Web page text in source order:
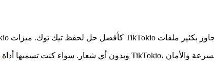
يمكن لـ TikTokio إجراء بحث وتحميل لمحتوى تيك توك المفضل لديك بدقة عالية (HD) وبدون أي شعار. سواء كنت تسميها أداة